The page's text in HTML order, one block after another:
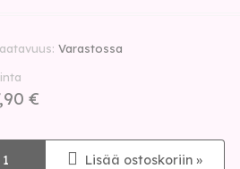
Varastossa
€
Lisää ostoskoriin »